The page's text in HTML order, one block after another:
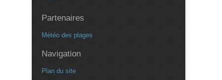
Partenaires
Météo des plages
Navigation
Plan du site